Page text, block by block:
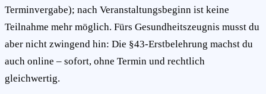
Terminvergabe); nach Veranstaltungsbeginn ist keine
Teilnahme mehr möglich. Fürs Gesundheitszeugnis musst du
aber nicht zwingend hin: Die §43-Erstbelehrung machst du
auch online – sofort, ohne Termin und rechtlich
gleichwertig.